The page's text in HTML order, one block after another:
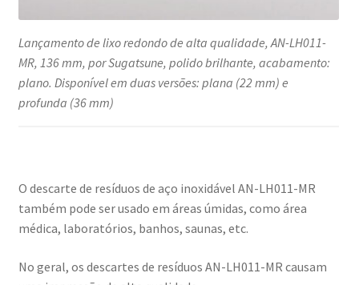
Lançamento de lixo redondo de alta qualidade, AN-LH011-
MR, 136 mm, por Sugatsune, polido brilhante, acabamento:
plano. Disponível em duas versões: plana (22 mm) e
profunda (36 mm)
O descarte de resíduos de aço inoxidável AN-LH011-MR
também pode ser usado em áreas úmidas, como área
médica, laboratórios, banhos, saunas, etc.
No geral, os descartes de resíduos AN-LH011-MR causam